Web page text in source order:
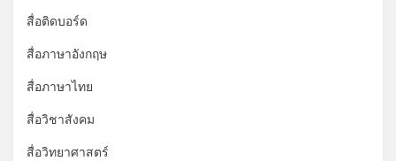
สื่อติดบอร์ด
สื่อภาษาอังกฤษ
สื่อภาษาไทย
สื่อวิชาสังคม
สื่อวิทยาศาสตร์